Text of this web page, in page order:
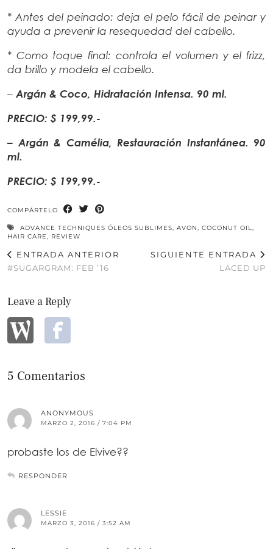
* Antes del peinado: deja el pelo fácil de peinar y
ayuda a prevenir la resequedad del cabello.
* Como toque final: controla el volumen y el frizz,
da brillo y modela el cabello.
– Argán & Coco, Hidratación Intensa. 90 ml.
PRECIO: $ 199,99.-
– Argán & Camélia, Restauración Instantánea. 90
ml.
PRECIO: $ 199,99.-
COMPÁRTELO
ADVANCE TECHNIQUES ÓLEOS SUBLIMES, AVON, COCONUT OIL,
HAIR CARE, REVIEW
ENTRADA ANTERIOR
#SUGARGRAM: FEB ’16
SIGUIENTE ENTRADA
LACED UP
Leave a Reply
5 Comentarios
ANONYMOUS
MARZO 2, 2016 / 7:04 PM
probaste los de Elvive??
RESPONDER
LESSIE
MARZO 3, 2016 / 3:52 AM